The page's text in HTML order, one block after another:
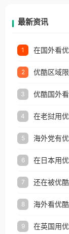
最新资讯
1
2
3
4
5
6
7
8
9